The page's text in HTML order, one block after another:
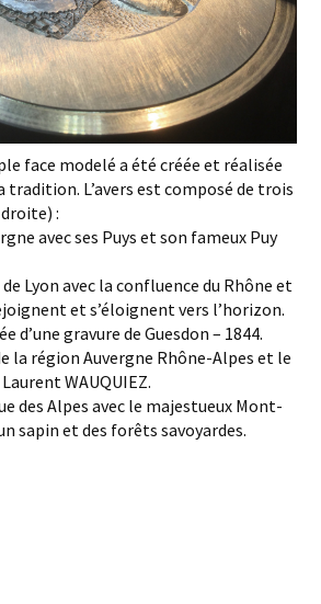
face modelé a été créée et réalisée
tradition. L’avers est composé de trois
:
avec ses Puys et son fameux Puy
Lyon avec la confluence du Rhône et
et s’éloignent vers l’horizon.
d’une gravure de Guesdon – 1844.
la région Auvergne Rhône-Alpes et le
WAUQUIEZ.
des Alpes avec le majestueux Mont-
sapin et des forêts savoyardes.